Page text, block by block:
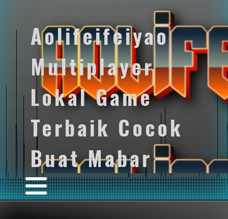
Aolifeifeiyao
Multiplayer
Lokal Game
Terbaik Cocok
Buat Mabar